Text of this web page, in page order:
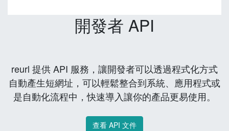
開發者 API
reurl 提供 API 服務，讓開發者可以透過程式化方式
自動產生短網址，可以輕鬆整合到系統、應用程式或
是自動化流程中，快速導入讓你的產品更易使用。
查看 API 文件